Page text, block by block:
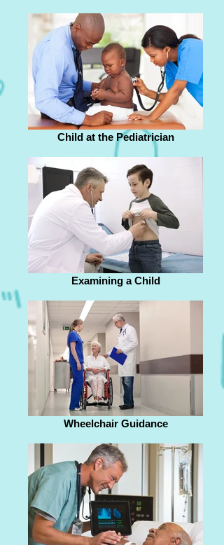
Child at the Pediatrician
Examining a Child
Wheelchair Guidance